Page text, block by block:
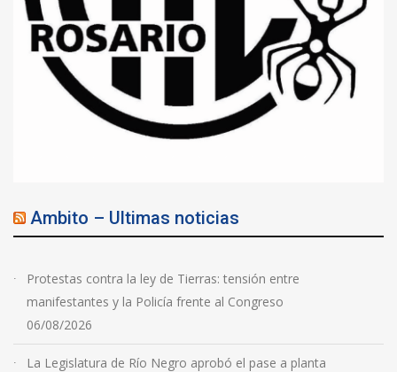
Ambito – Ultimas noticias
Protestas contra la ley de Tierras: tensión entre
manifestantes y la Policía frente al Congreso
06/08/2026
La Legislatura de Río Negro aprobó el pase a planta